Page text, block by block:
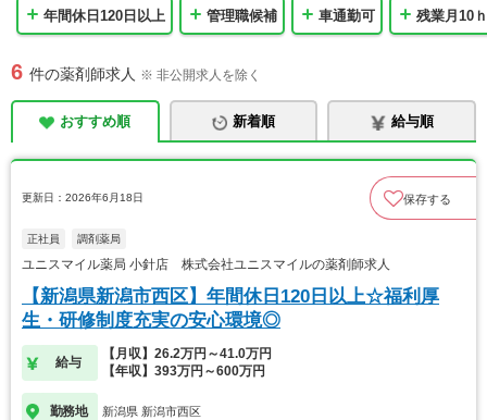
年間休日120日以上 管理職候補 車通勤可 残業月10
6 件の薬剤師求人 ※ 非公開求人を除く
おすすめ順 新着順 給与順
更新日：2026年6月18日 保存する
正社員 調剤薬局
ユニスマイル薬局 小針店 株式会社ユニスマイルの薬剤師求人
【新潟県新潟市西区】年間休日120日以上☆福利厚
生・研修制度充実の安心環境◎
給与
【月収】26.2万円～41.0万円
【年収】393万円～600万円
勤務地 新潟県 新潟市西区